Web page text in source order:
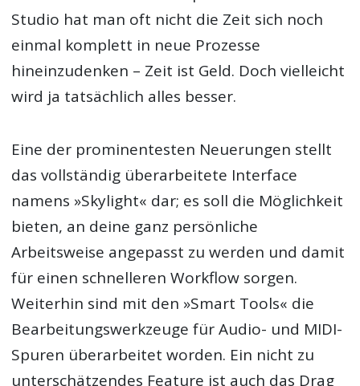
Studio hat man oft nicht die Zeit sich noch
einmal komplett in neue Prozesse
hineinzudenken – Zeit ist Geld. Doch vielleicht
wird ja tatsächlich alles besser.
Eine der prominentesten Neuerungen stellt
das vollständig überarbeitete Interface
namens »Skylight« dar; es soll die Möglichkeit
bieten, an deine ganz persönliche
Arbeitsweise angepasst zu werden und damit
für einen schnelleren Workflow sorgen.
Weiterhin sind mit den »Smart Tools« die
Bearbeitungswerkzeuge für Audio- und MIDI-
Spuren überarbeitet worden. Ein nicht zu
unterschätzendes Feature ist auch das Drag